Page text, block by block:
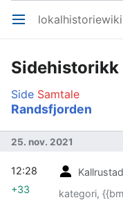
Åpne hovedmenyen
Sidehistorikk
Side Samtale
Randsfjorden
25. nov. 2021
Kallrustad
kategori,
12:28
+33